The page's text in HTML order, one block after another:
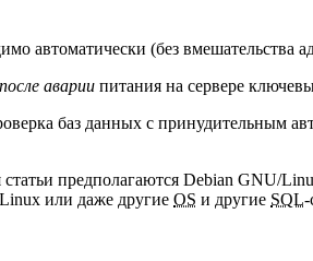
автоматически (без вмешательства
аварии питания на сервере
баз данных с принудительным
статьи предполагаются Debian GNU/
или даже другие OS и другие SQL-